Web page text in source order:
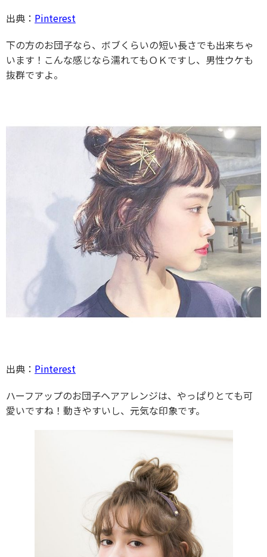
出典： Pinterest
下の方のお団子なら、ボブくらいの短い長さでも出来ちゃ
います！こんな感じなら濡れてもＯＫですし、男性ウケも
抜群ですよ。
出典： Pinterest
ハーフアップのお団子ヘアアレンジは、やっぱりとても可
愛いですね！動きやすいし、元気な印象です。